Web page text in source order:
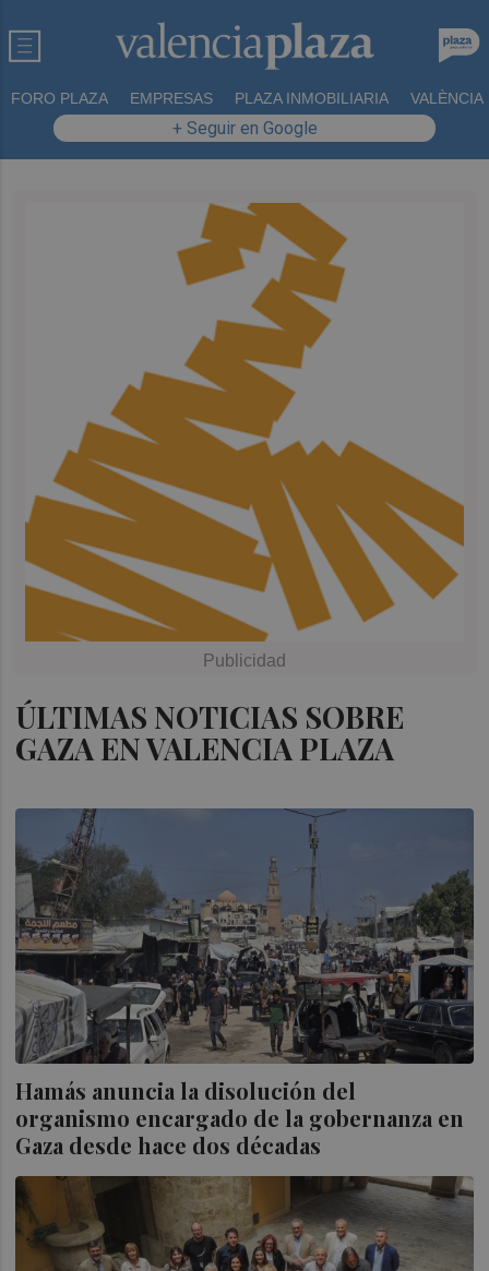
FORO PLAZA EMPRESAS PLAZA INMOBILIARIA VALÈNCIA
+ Seguir en Google
ÚLTIMAS NOTICIAS SOBRE
GAZA EN VALENCIA PLAZA
Hamás anuncia la disolución del
organismo encargado de la gobernanza en
Gaza desde hace dos décadas